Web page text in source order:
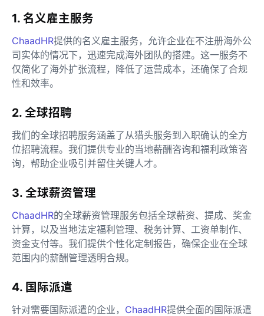
1. 名义雇主服务
ChaadHR提供的名义雇主服务，允许企业在不注册海外公
司实体的情况下，迅速完成海外团队的搭建。这一服务不
仅简化了海外扩张流程，降低了运营成本，还确保了合规
性和效率。
2. 全球招聘
我们的全球招聘服务涵盖了从猎头服务到入职确认的全方
位招聘流程。我们提供专业的当地薪酬咨询和福利政策咨
询，帮助企业吸引并留住关键人才。
3. 全球薪资管理
ChaadHR的全球薪资管理服务包括全球薪资、提成、奖金
计算，以及当地法定福利管理、税务计算、工资单制作、
资金支付等。我们提供个性化定制报告，确保企业在全球
范围内的薪酬管理透明合规。
4. 国际派遣
针对需要国际派遣的企业， ChaadHR提供全面的国际派遣